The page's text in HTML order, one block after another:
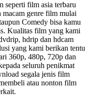
seperti film asia terbaru
macam genre film mulai
Comedy bisa kamu
Kualitas film yang kami
hdrip dan hdcam
yang kami berikan tentu
360p, 480p, 720p dan
seluruh penikmat
segala jenis film
atau nonton film